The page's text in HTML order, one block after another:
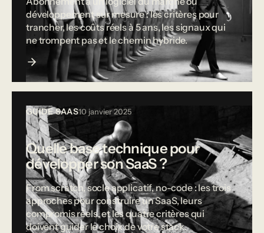
développement sur mesure : les critères pour
trancher, les coûts réels à 5 ans, les signaux qui
ne trompent pas et le chemin hybride.
GUIDE SAAS10 janvier 2025
Quelle base technique pour
développer son SaaS ?
From scratch, socle applicatif, no-code : les trois
approches pour construire un SaaS, leurs
compromis réels, et les quatre critères qui
doivent guider le choix de votre stack.